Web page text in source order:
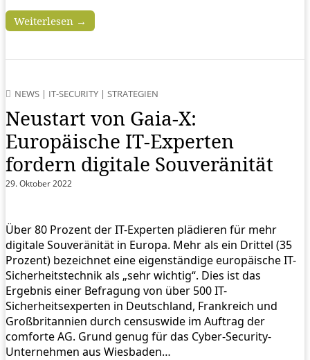
Weiterlesen →
NEWS | IT-SECURITY | STRATEGIEN
Neustart von Gaia-X:
Europäische IT-Experten
fordern digitale Souveränität
29. Oktober 2022
Über 80 Prozent der IT-Experten plädieren für mehr
digitale Souveränität in Europa. Mehr als ein Drittel (35
Prozent) bezeichnet eine eigenständige europäische IT-
Sicherheitstechnik als „sehr wichtig“. Dies ist das
Ergebnis einer Befragung von über 500 IT-
Sicherheitsexperten in Deutschland, Frankreich und
Großbritannien durch censuswide im Auftrag der
comforte AG. Grund genug für das Cyber-Security-
Unternehmen aus Wiesbaden…